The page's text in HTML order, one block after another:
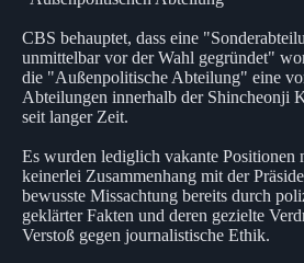
CBS behauptet, dass eine
unmittelbar vor der Wahl gegründet"
die "Außenpolitische Abteilung" eine
Abteilungen innerhalb der Shincheonji
seit langer Zeit.
Es wurden lediglich vakante Positionen
keinerlei Zusammenhang mit der
bewusste Missachtung bereits durch
geklärter Fakten und deren gezielte
Verstoß gegen journalistische Ethik.